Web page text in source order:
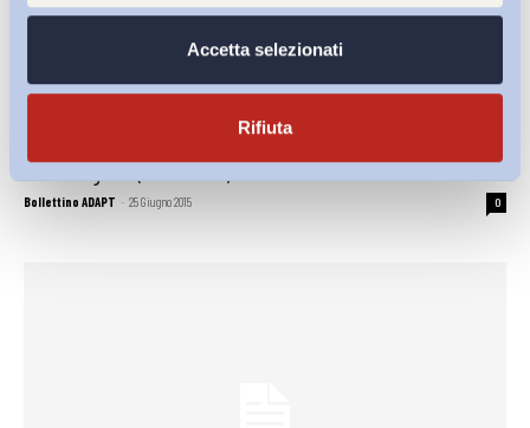
Accetta selezionati
Rifiuta
Seconda indagine europea tra le imprese sui rischi nuovi
ed emergenti (ESENER-2)
Bollettino ADAPT - 25 Giugno 2015 0